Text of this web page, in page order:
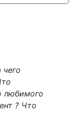
любимого
? Что